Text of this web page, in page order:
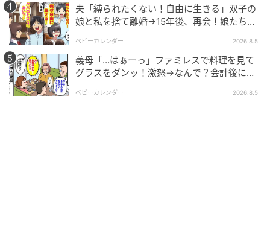
エキサイトニュース
夫「縛られたくない！自由に生きる」双子の
娘と私を捨て離婚→15年後、再会！娘たち
ベビーカレンダー 2026.8.5
義母「…はぁーっ」ファミレスで料理を見て
グラスをダンッ！激怒→なんで？会計後に知
ベビーカレンダー 2026.8.5